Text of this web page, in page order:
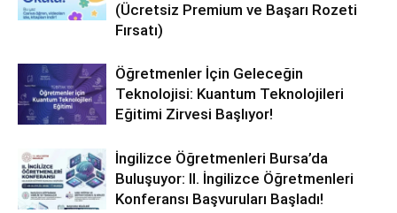
(Ücretsiz Premium ve Başarı Rozeti
Fırsatı)
Öğretmenler İçin Geleceğin
Teknolojisi: Kuantum Teknolojileri
Eğitimi Zirvesi Başlıyor!
İngilizce Öğretmenleri Bursa’da
Buluşuyor: II. İngilizce Öğretmenleri
Konferansı Başvuruları Başladı!